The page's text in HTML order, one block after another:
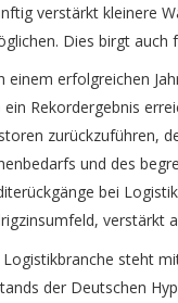
verstärkt kleinere
Dies birgt auch
einem erfolgreichen
ein Rekordergebnis
zurückzuführen,
und des
bei
verstärkt
Logistikbranche steht
der Deutschen